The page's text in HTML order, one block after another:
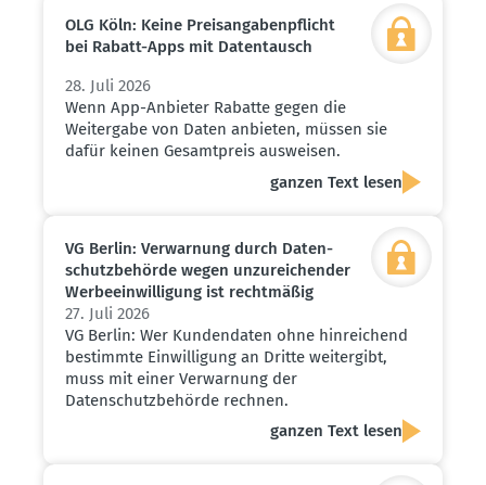
OLG Köln: Keine Preis­an­ga­ben­pflicht
bei Rabatt-Apps mit Daten­tausch
28. Juli 2026
Wenn App-Anbieter Rabatte gegen die
Weitergabe von Daten anbieten, müssen sie
dafür keinen Gesamtpreis ausweisen.
ganzen Text lesen
VG Berlin: Verwarnung durch Daten­
schutz­be­hörde wegen unzurei­chender
Werbe­ein­wil­ligung ist recht­mäßig
27. Juli 2026
VG Berlin: Wer Kundendaten ohne hinreichend
bestimmte Einwilligung an Dritte weitergibt,
muss mit einer Verwarnung der
Datenschutzbehörde rechnen.
ganzen Text lesen